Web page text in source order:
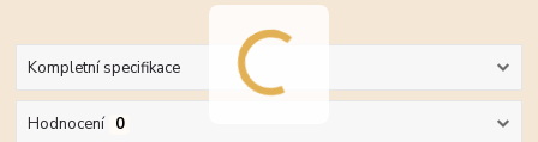
Kompletní specifikace
Hodnocení 0